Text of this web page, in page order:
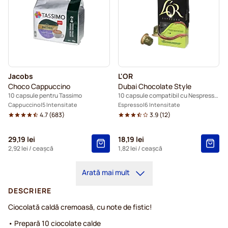
Jacobs
Choco Cappuccino
10 capsule pentru Tassimo
Cappuccino 5 Intensitate
4.7(683)
29,19 lei
2,92 lei / ceașcă
L'OR
Dubai Chocolate Style
10 capsule compatibil cu Nespresso®
Espresso 6 Intensitate
3.9(12)
18,19 lei
1,82 lei / ceașcă
Arată mai mult
DESCRIERE
Ciocolată caldă cremoasă, cu note de fistic!
• Prepară 10 ciocolate calde